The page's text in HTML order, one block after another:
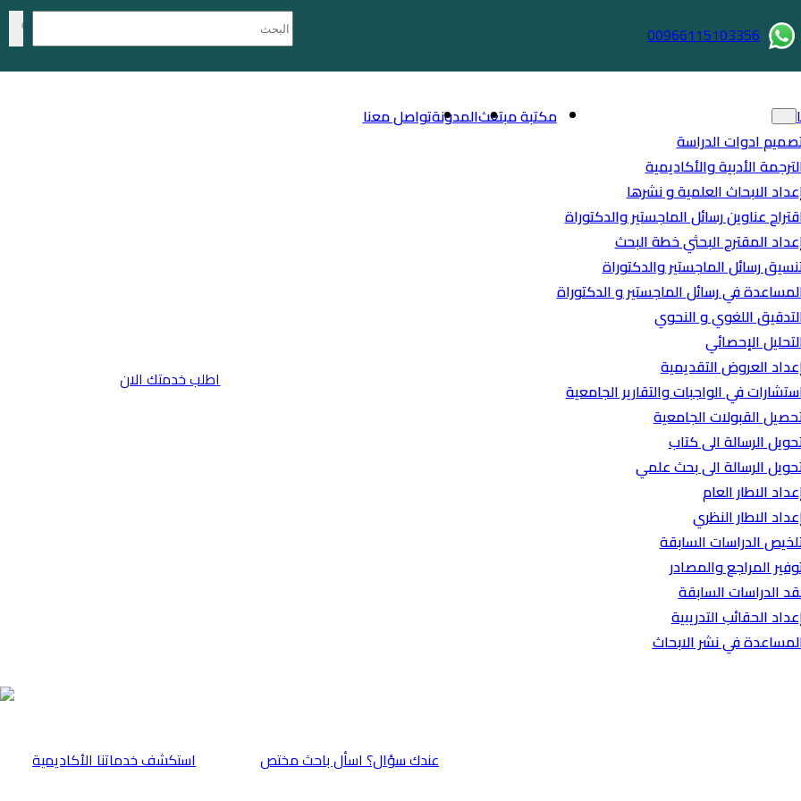
00966115103356
ادوات الدراسة
الأدبية والأكاديمية
الابحاث العلمية و نشرها
عناوين رسائل الماجستير والدكتوراة
المقترح البحثي خطة البحث
رسائل الماجستير والدكتوراة
في رسائل الماجستير و الدكتوراة
اللغوي و النحوي
الإحصائي
العروض التقديمية
في الواجبات والتقارير الجامعية
القبولات الجامعية
الرسالة الى كتاب
الرسالة الى بحث علمي
الاطار العام
الاطار النظري
الدراسات السابقة
المراجع والمصادر
الدراسات السابقة
الحقائب التدريبية
في نشر الابحاث
مكتبة مبتعثالمدونةتواصل معنا
اطلب خدمتك الان
⁠استكشف خدماتنا الأكاديمية عندك سؤال؟ اسأل باحث مختص